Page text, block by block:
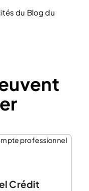
du Blog du
Crédit